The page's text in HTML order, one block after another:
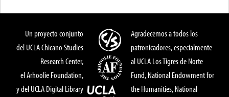
Un proyecto conjunto
del UCLA Chicano Studies
Research Center,
el Arhoolie Foundation,
y del UCLA Digital Library
Agradecemos a todos los
patronicadores, especialmente
al UCLA Los Tigres de Norte
Fund, National Endowment for
the Humanities, National